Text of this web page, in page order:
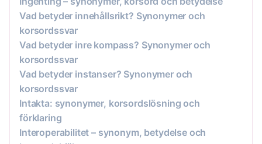
Vad betyder innehållsrikt? Synonymer och
korsordssvar
Vad betyder inre kompass? Synonymer och
korsordssvar
Vad betyder instanser? Synonymer och
korsordssvar
Intakta: synonymer, korsordslösning och
förklaring
Interoperabilitet – synonym, betydelse och